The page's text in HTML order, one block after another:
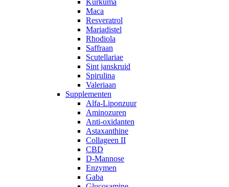
Kurkuma
Maca
Resveratrol
Mariadistel
Rhodiola
Saffraan
Scutellariae
Sint janskruid
Spirulina
Valeriaan
Supplementen
Alfa-Liponzuur
Aminozuren
Anti-oxidanten
Astaxanthine
Collageen II
CBD
D-Mannose
Enzymen
Gaba